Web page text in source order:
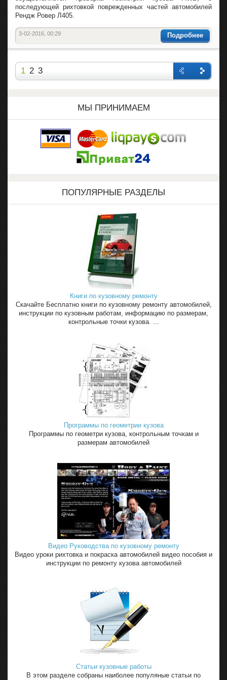
последующей рихтовкой поврежденных частей автомобилей
Рендж Ровер Л405.
Подробнее
3-02-2016, 00:29
1 2 3
МЫ ПРИНИМАЕМ
ПОПУЛЯРНЫЕ РАЗДЕЛЫ
Книги по кузовному ремонту
Скачайте Бесплатно книги по кузовному ремонту автомобилей,
инструкции по кузовным работам, информацию по размерам,
контрольные точки кузова. ...
Программы по геометрии кузова
Программы по геометри кузова, контрольным точкам и
размерам автомобилей
Видео Руководства по кузовному ремонту
Видео уроки рихтовка и покраска автомобилей видео пособия и
инструкции по ремонту кузова автомобилей
Статьи кузовные работы
В этом разделе собраны наиболее популяные статьи по